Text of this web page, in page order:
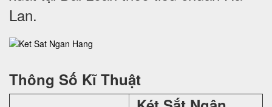
Lan.
Thông Số Kĩ Thuật